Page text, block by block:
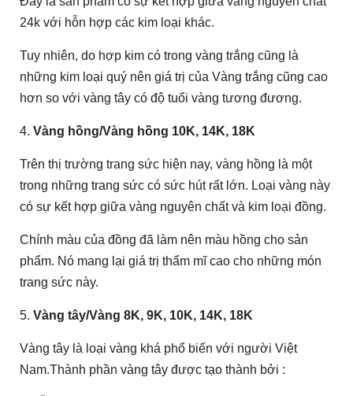
24k với hỗn hợp các kim loại khác.
Tuy nhiên, do hợp kim có trong vàng trắng cũng là
những kim loại quý nên giá trị của Vàng trắng cũng cao
hơn so với vàng tây có độ tuổi vàng tương đương.
4. Vàng hồng/Vàng hồng 10K, 14K, 18K
Trên thị trường trang sức hiện nay, vàng hồng là một
trong những trang sức có sức hút rất lớn. Loại vàng này
có sự kết hợp giữa vàng nguyên chất và kim loại đồng.
Chính màu của đồng đã làm nên màu hồng cho sản
phẩm. Nó mang lại giá trị thẩm mĩ cao cho những món
trang sức này.
5. Vàng tây/Vàng 8K, 9K, 10K, 14K, 18K
Vàng tây là loại vàng khá phổ biến với người Việt
Nam.Thành phần vàng tây được tạo thành bởi :